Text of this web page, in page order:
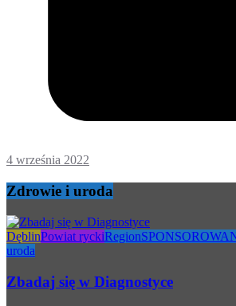
4 września 2022
Zdrowie i uroda
DęblinPowiat ryckiRegion
uroda
Zbadaj się w Diagnostyce